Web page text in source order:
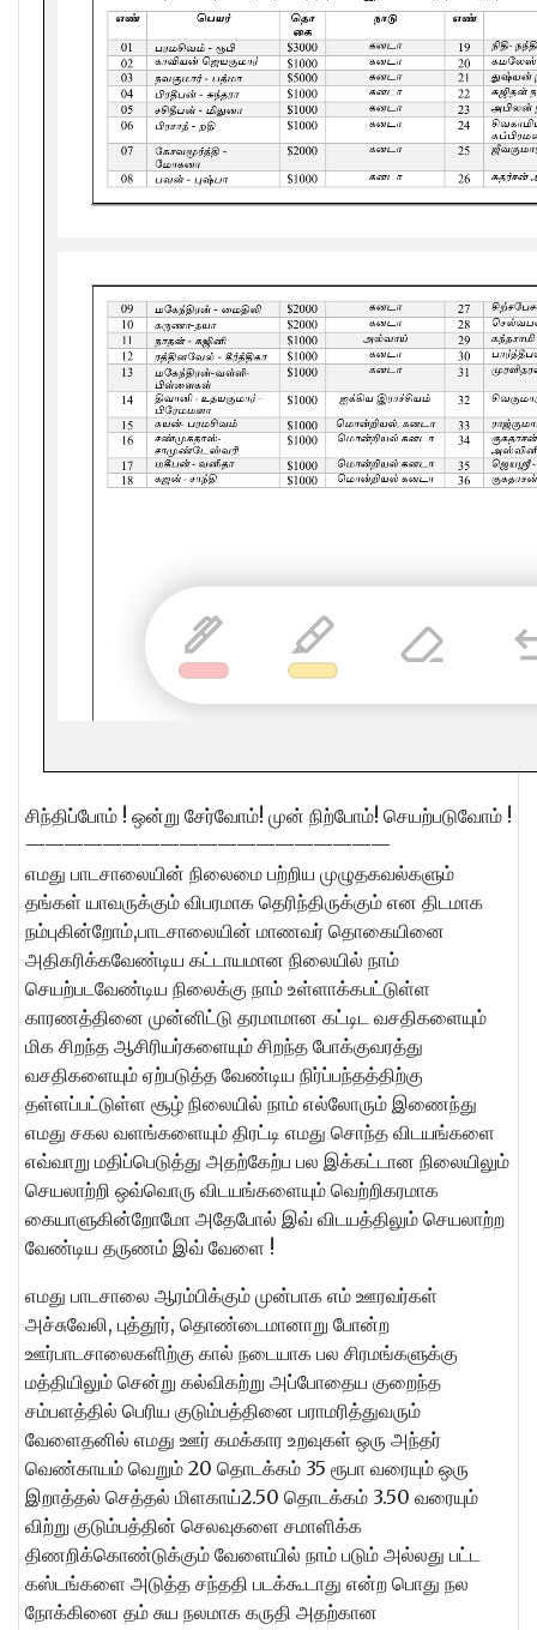
சிந்திப்போம் ! ஒன்று சேர்வோம்! முன் நிற்போம்! செயற்படுவோம் !
———————————————————
எமது பாடசாலையின் நிலைமை பற்றிய முழுதகவல்களும்
தங்கள் யாவருக்கும் விபரமாக தெரிந்திருக்கும் என திடமாக
நம்புகின்றோம்,பாடசாலையின் மாணவர் தொகையினை
அதிகரிக்கவேண்டிய கட்டாயமான நிலையில் நாம்
செயற்படவேண்டிய நிலைக்கு நாம் உள்ளாக்கபட்டுள்ள
காரணத்தினை முன்னிட்டு தரமாமான கட்டிட வசதிகளையும்
மிக சிறந்த ஆசிரியர்களையும் சிறந்த போக்குவரத்து
வசதிகளையும் ஏற்படுத்த வேண்டிய நிர்ப்பந்தத்திற்கு
தள்ளப்பட்டுள்ள சூழ் நிலையில் நாம் எல்லோரும் இணைந்து
எமது சகல வளங்களையும் திரட்டி எமது சொந்த விடயங்களை
எவ்வாறு மதிப்பெடுத்து அதற்கேற்ப பல இக்கட்டான நிலையிலும்
செயலாற்றி ஒவ்வொரு விடயங்களையும் வெற்றிகரமாக
கையாளுகின்றோமோ அதேபோல் இவ் விடயத்திலும் செயலாற்ற
வேண்டிய தருணம் இவ் வேளை !
எமது பாடசாலை ஆரம்பிக்கும் முன்பாக எம் ஊரவர்கள்
அச்சுவேலி, புத்தூர், தொண்டைமானாறு போன்ற
ஊர்பாடசாலைகளிற்கு கால் நடையாக பல சிரமங்களுக்கு
மத்தியிலும் சென்று கல்விகற்று அப்போதைய குறைந்த
சம்பளத்தில் பெரிய குடும்பத்தினை பராமரித்துவரும்
வேளைதனில் எமது ஊர் கமக்கார உறவுகள் ஒரு அந்தர்
வெண்காயம் வெறும் 20 தொடக்கம் 35 ரூபா வரையும் ஒரு
இறாத்தல் செத்தல் மிளகாய்2.50 தொடக்கம் 3.50 வரையும்
விற்று குடும்பத்தின் செலவுகளை சமாளிக்க
திணறிக்கொண்டுக்கும் வேளையில் நாம் படும் அல்லது பட்ட
கஸ்டங்களை அடுத்த சந்ததி படக்கூடாது என்ற பொது நல
நோக்கினை தம் சுய நலமாக கருதி அதற்கான